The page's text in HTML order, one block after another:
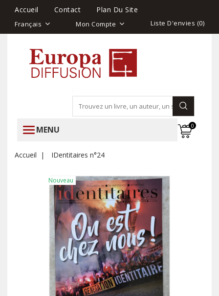
Accueil Contact Plan Du Site
Français Mon Compte Liste D'envies (0)
MENU 0
Accueil IDentitaires n°24
Nouveau